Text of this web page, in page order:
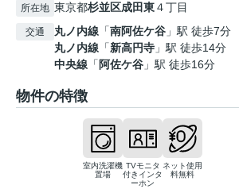
所在地 東京都杉並区成田東４丁目
交通 丸ノ内線 「南阿佐ケ谷 」駅 徒歩7分
丸ノ内線 「新高円寺 」駅 徒歩14分
中央線 「 阿佐ケ谷 」駅 徒歩16分
物件の特徴
室内洗濯機
置場
TVモニタ
付きインタ
ーホン
ネット使用
料無料